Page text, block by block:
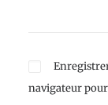
navigateur